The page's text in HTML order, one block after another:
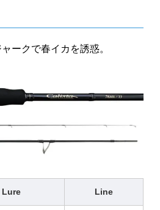
ークで春イカを誘惑。
Lure Line